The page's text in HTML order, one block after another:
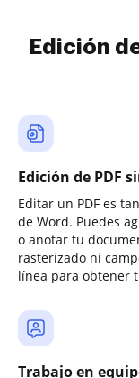
Edición
Edición de PDF
Editar un PDF es
de Word. Puedes
o anotar tu
rasterizado ni
línea para obtener
Trabajo en